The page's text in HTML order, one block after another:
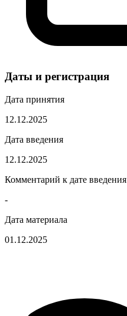
Даты и регистрация
Дата принятия
12.12.2025
Дата введения
12.12.2025
Комментарий к дате введения
-
Дата материала
01.12.2025